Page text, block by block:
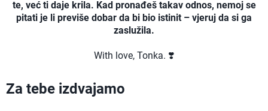
te, već ti daje krila. Kad pronađeš takav odnos, nemoj se
pitati je li previše dobar da bi bio istinit – vjeruj da si ga
zaslužila.
With love, Tonka. ❣️
Za tebe izdvajamo